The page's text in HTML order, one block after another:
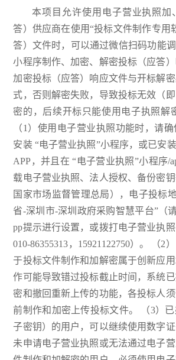
本项目允许使用电子营业执照加
答）供应商在使用“投标文件制作专用
答）文件时，可以通过微信扫码功能
小程序制作、加密、解密投标（应答
加密投标（应答）响应文件与开标解
式，否则解密失败，导致投标无效（
密的，后续开标只能使用电子执照解
（1）使用电子营业执照功能时，请
安装 “电子营业执照”小程序，或已安
APP，并且在 “电子营业执照”小程序/
载电子营业执照、法人授权、备份密
国家市场监督管理总局），电子投标
省-深圳市-深圳政府采购智慧平台”（
pp提示进行设置，或拨打电子营业执
010-86355313，15921122750）。 （2
于投标文件制作和加解密属于创新应
作可能导致错过投标截止时间，系统
密和撤回重新上传的功能，各投标人
前制作和加密上传投标文件。 （3）
子密钥）的用户，可以继续使用数字证
未申请电子营业执照或无法通过电子